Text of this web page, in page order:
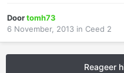
Doortomh73
6 November, 2013 in Ceed 2
Reageer